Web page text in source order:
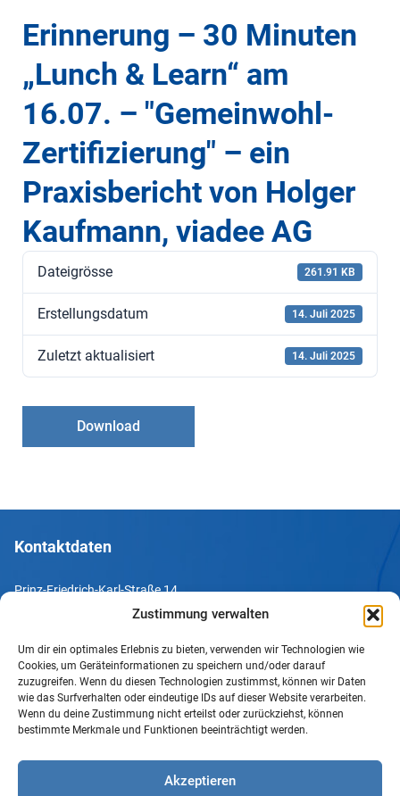
Zustimmung verwalten
Um dir ein optimales Erlebnis zu bieten, verwenden wir Technologien wie
Cookies, um Geräteinformationen zu speichern und/oder darauf
zuzugreifen. Wenn du diesen Technologien zustimmst, können wir Daten
wie das Surfverhalten oder eindeutige IDs auf dieser Website verarbeiten.
Wenn du deine Zustimmung nicht erteilst oder zurückziehst, können
bestimmte Merkmale und Funktionen beeinträchtigt werden.
Akzeptieren
Erinnerung – 30 Minuten
„Lunch & Learn“ am
16.07. – "Gemeinwohl-
Zertifizierung" – ein
Praxisbericht von Holger
Kaufmann, viadee AG
Dateigrösse 261.91 KB
Erstellungsdatum 14. Juli 2025
Zuletzt aktualisiert 14. Juli 2025
Download
Kontaktdaten
Prinz-Friedrich-Karl-Straße 14
Tel. +49 231 952052-10
Fax +49 231 952052-60
e-Mail info@uv-do.de
Internet www.uv-do.de